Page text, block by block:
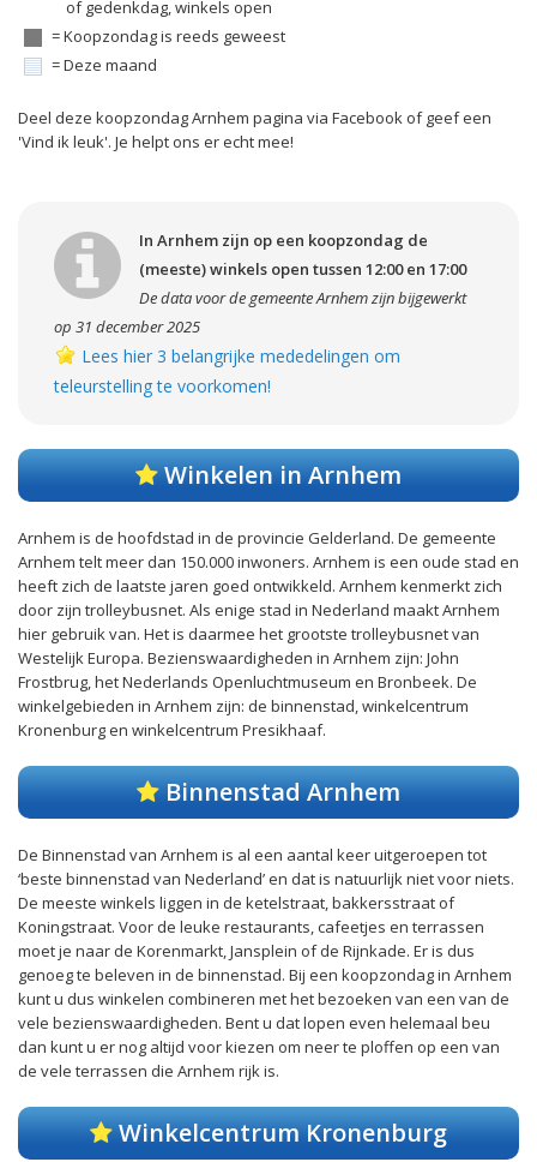
of gedenkdag, winkels open
= Koopzondag is reeds geweest
= Deze maand
Deel deze koopzondag Arnhem pagina via Facebook of geef een
'Vind ik leuk'. Je helpt ons er echt mee!
In Arnhem zijn op een koopzondag de
(meeste) winkels open tussen 12:00 en 17:00
De data voor de gemeente Arnhem zijn bijgewerkt
op 31 december 2025
Lees hier 3 belangrijke mededelingen om
teleurstelling te voorkomen!
Winkelen in Arnhem
Arnhem is de hoofdstad in de provincie Gelderland. De gemeente
Arnhem telt meer dan 150.000 inwoners. Arnhem is een oude stad en
heeft zich de laatste jaren goed ontwikkeld. Arnhem kenmerkt zich
door zijn trolleybusnet. Als enige stad in Nederland maakt Arnhem
hier gebruik van. Het is daarmee het grootste trolleybusnet van
Westelijk Europa. Bezienswaardigheden in Arnhem zijn: John
Frostbrug, het Nederlands Openluchtmuseum en Bronbeek. De
winkelgebieden in Arnhem zijn: de binnenstad, winkelcentrum
Kronenburg en winkelcentrum Presikhaaf.
Binnenstad Arnhem
De Binnenstad van Arnhem is al een aantal keer uitgeroepen tot
‘beste binnenstad van Nederland’ en dat is natuurlijk niet voor niets.
De meeste winkels liggen in de ketelstraat, bakkersstraat of
Koningstraat. Voor de leuke restaurants, cafeetjes en terrassen
moet je naar de Korenmarkt, Jansplein of de Rijnkade. Er is dus
genoeg te beleven in de binnenstad. Bij een koopzondag in Arnhem
kunt u dus winkelen combineren met het bezoeken van een van de
vele bezienswaardigheden. Bent u dat lopen even helemaal beu
dan kunt u er nog altijd voor kiezen om neer te ploffen op een van
de vele terrassen die Arnhem rijk is.
Winkelcentrum Kronenburg